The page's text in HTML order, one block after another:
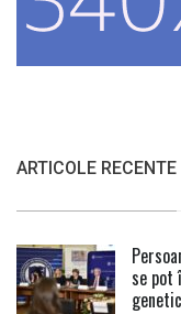
ARTICOLE RECENTE
se pot